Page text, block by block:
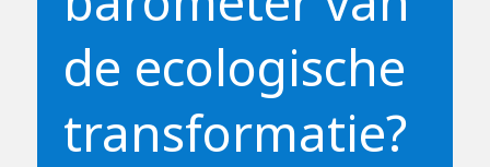
de ecologische
transformatie?